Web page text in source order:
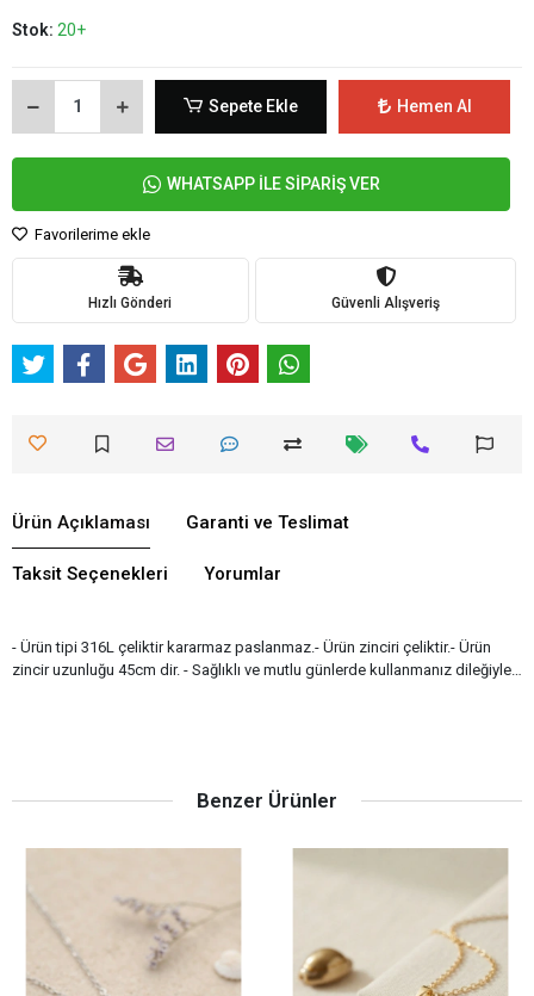
Stok: 20+
Sepete Ekle Hemen Al
WHATSAPP İLE SİPARİŞ VER
Favorilerime ekle
Hızlı Gönderi Güvenli Alışveriş
Ürün Açıklaması Garanti ve Teslimat
Taksit Seçenekleri Yorumlar
- Ürün tipi 316L çeliktir kararmaz paslanmaz.- Ürün zinciri çeliktir.- Ürün
zincir uzunluğu 45cm dir. - Sağlıklı ve mutlu günlerde kullanmanız dileğiyle…
Benzer Ürünler